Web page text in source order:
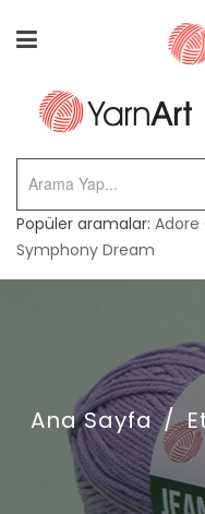
Popüler aramalar: Adore
Symphony Dream
Ana Sayfa /